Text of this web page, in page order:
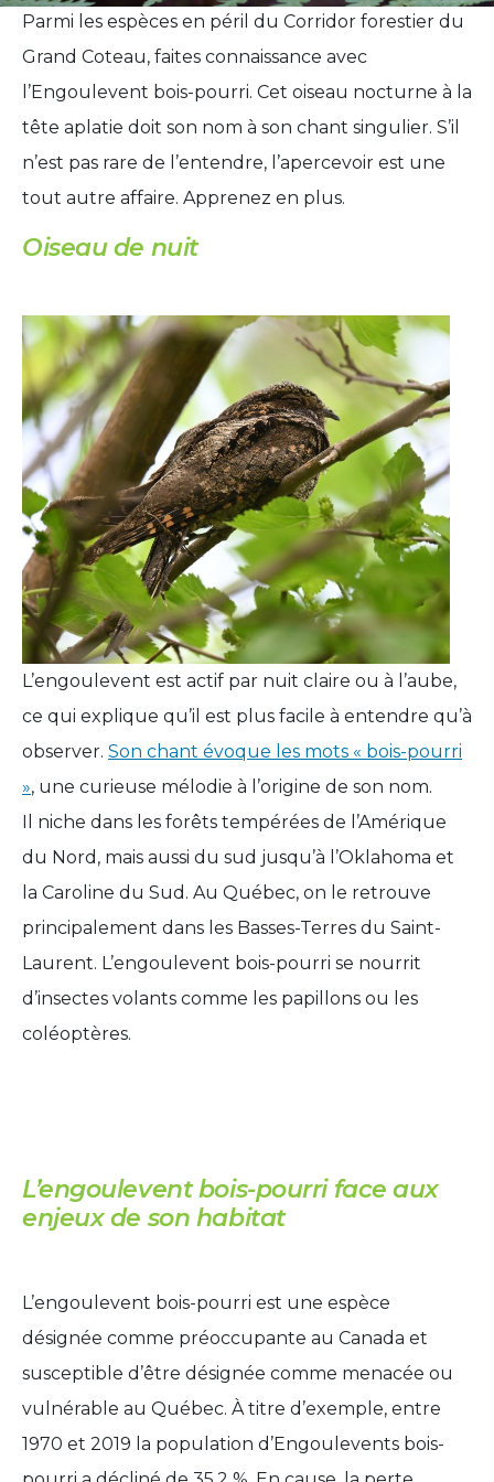
Parmi les espèces en péril du Corridor forestier du
Grand Coteau, faites connaissance avec
l’Engoulevent bois-pourri. Cet oiseau nocturne à la
tête aplatie doit son nom à son chant singulier. S’il
n’est pas rare de l’entendre, l’apercevoir est une
tout autre affaire. Apprenez en plus.
Oiseau de nuit
L’engoulevent est actif par nuit claire ou à l’aube,
ce qui explique qu’il est plus facile à entendre qu’à
observer. Son chant évoque les mots « bois-pourri
», une curieuse mélodie à l’origine de son nom.
Il niche dans les forêts tempérées de l’Amérique
du Nord, mais aussi du sud jusqu’à l’Oklahoma et
la Caroline du Sud. Au Québec, on le retrouve
principalement dans les Basses-Terres du Saint-
Laurent. L’engoulevent bois-pourri se nourrit
d’insectes volants comme les papillons ou les
coléoptères.
L’engoulevent bois-pourri face aux
enjeux de son habitat
L’engoulevent bois-pourri est une espèce
désignée comme préoccupante au Canada et
susceptible d’être désignée comme menacée ou
vulnérable au Québec. À titre d’exemple, entre
1970 et 2019 la population d’Engoulevents bois-